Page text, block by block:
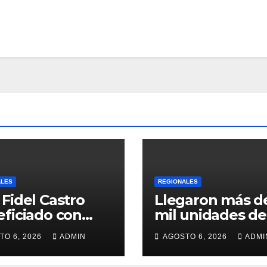
Fidel Castro
con
de cilindros
6, 2026 ADMIN
REGIONALES
Llegaron más
mil unidades de
medicamentos
insumos
AGOSTO 6, 2026